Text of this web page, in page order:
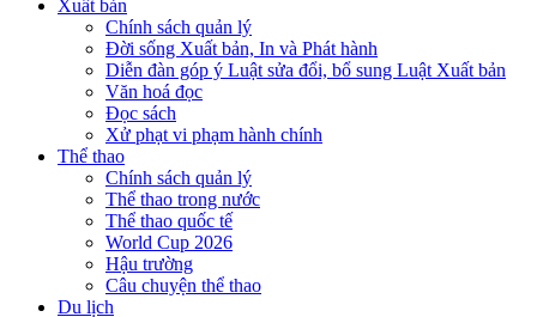
Xuất bản
Chính sách quản lý
Đời sống Xuất bản, In và Phát hành
Diễn đàn góp ý Luật sửa đổi, bổ sung Luật Xuất bản
Văn hoá đọc
Đọc sách
Xử phạt vi phạm hành chính
Thể thao
Chính sách quản lý
Thể thao trong nước
Thể thao quốc tế
World Cup 2026
Hậu trường
Câu chuyện thể thao
Du lịch